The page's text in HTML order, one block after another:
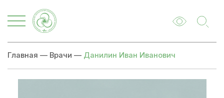
Главная — Врачи — Данилин Иван Иванович